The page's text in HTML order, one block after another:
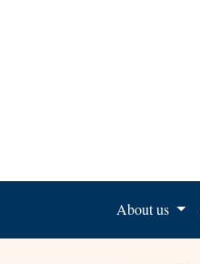
About us